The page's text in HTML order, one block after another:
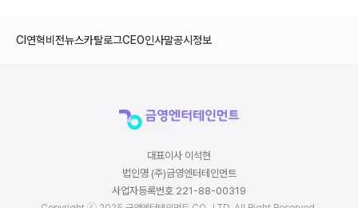
CI 연혁비전뉴스카탈로그CEO인사말공시정보
대표이사 이석현
법인명 (주)금영엔터테인먼트
사업자등록번호 221-88-00319